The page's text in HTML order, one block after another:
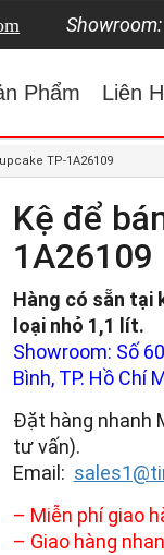
Showroom:
Phẩm Liên
TP-1A26109
Kệ để
1A26109
Hàng có sẵn tại
loại nhỏ 1,1 lít.
Showroom: Số
Bình, TP. Hồ Chí
Đặt hàng nhanh
tư vấn).
Email:
– Miễn phí giao
– Giao hàng